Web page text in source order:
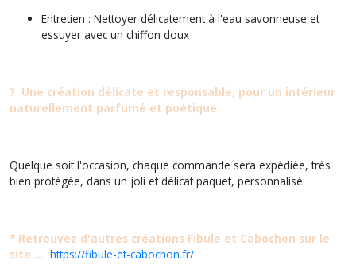
Entretien : Nettoyer délicatement à l'eau savonneuse et
essuyer avec un chiffon doux
? Une création délicate et responsable, pour un intérieur
naturellement parfumé et poétique.
Quelque soit l'occasion, chaque commande sera expédiée, très
bien protégée, dans un joli et délicat paquet, personnalisé
* Retrouvez d'autres créations Fibule et Cabochon sur le
site ... https://fibule-et-cabochon.fr/